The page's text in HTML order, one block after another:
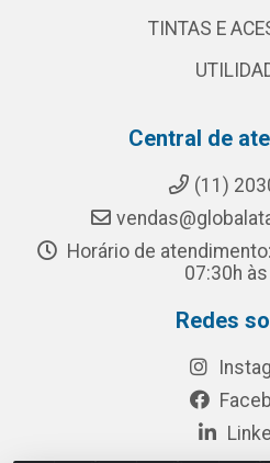
TINTAS E
Central de
(11)
Horário de
07:30h
Redes